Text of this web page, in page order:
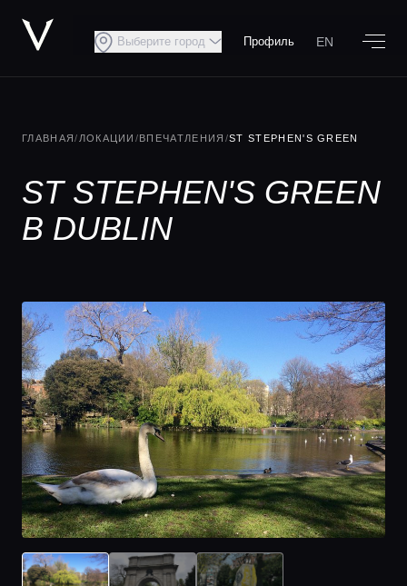
Выберите город Профиль EN
ГЛАВНАЯ/ ЛОКАЦИИ /ВПЕЧАТЛЕНИЯ /ST STEPHEN'S GREEN
ST STEPHEN'S GREEN
В DUBLIN